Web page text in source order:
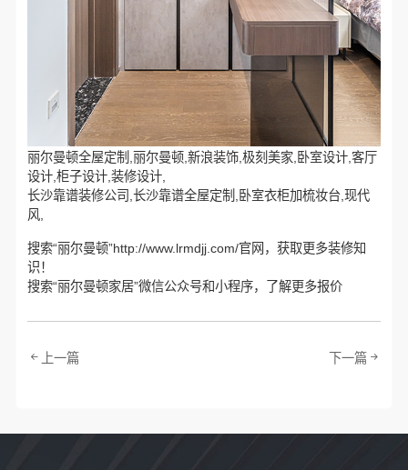
丽尔曼顿全屋定制,丽尔曼顿,新浪装饰,极刻美家,卧室设计,客厅
设计,柜子设计,装修设计,
长沙靠谱装修公司,长沙靠谱全屋定制,卧室衣柜加梳妆台,现代
风,
搜索“丽尔曼顿”http://www.lrmdjj.com/官网，获取更多装修知
识！
搜索“丽尔曼顿家居”微信公众号和小程序，了解更多报价
上一篇 下一篇